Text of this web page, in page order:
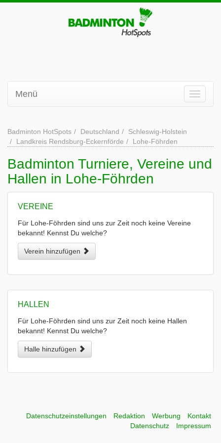
Menü
Badminton HotSpots Deutschland
Schleswig-Holstein
Landkreis Rendsburg-Eckernförde
Lohe-Föhrden
Badminton Turniere, Vereine und
Hallen in Lohe-Föhrden
VEREINE
Für Lohe-Föhrden sind uns zur Zeit noch keine Vereine
bekannt! Kennst Du welche?
Verein hinzufügen
HALLEN
Für Lohe-Föhrden sind uns zur Zeit noch keine Hallen
bekannt! Kennst Du welche?
Halle hinzufügen
Datenschutzeinstellungen Redaktion Werbung
Kontakt
Datenschutz
Impressum